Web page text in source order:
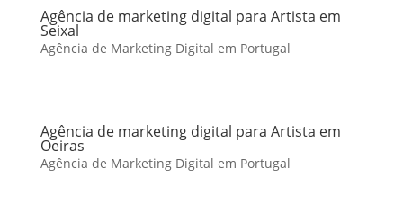
Agência de marketing digital para Artista em
Seixal
Agência de Marketing Digital em Portugal
Agência de marketing digital para Artista em
Oeiras
Agência de Marketing Digital em Portugal